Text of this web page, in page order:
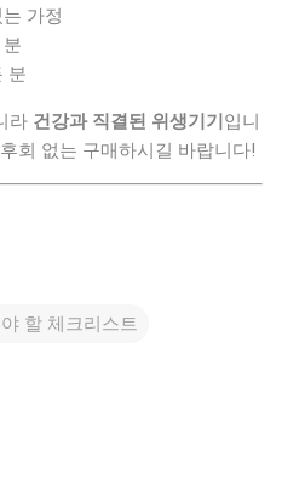
가정
분
라 건강과 직결된 위생기기 입니
회 없는 구매하시길 바랍니다!
할 체크리스트